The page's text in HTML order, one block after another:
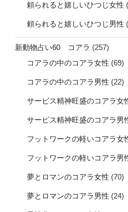
頼られると嬉しいひつじ女性
頼られると嬉しいひつじ男性
新動物占い60 コアラ (257)
コアラの中のコアラ女性 (69)
コアラの中のコアラ男性 (22)
サービス精神旺盛のコアラ女
サービス精神旺盛のコアラ男
フットワークの軽いコアラ女
フットワークの軽いコアラ男
夢とロマンのコアラ女性 (70)
夢とロマンのコアラ男性 (24)